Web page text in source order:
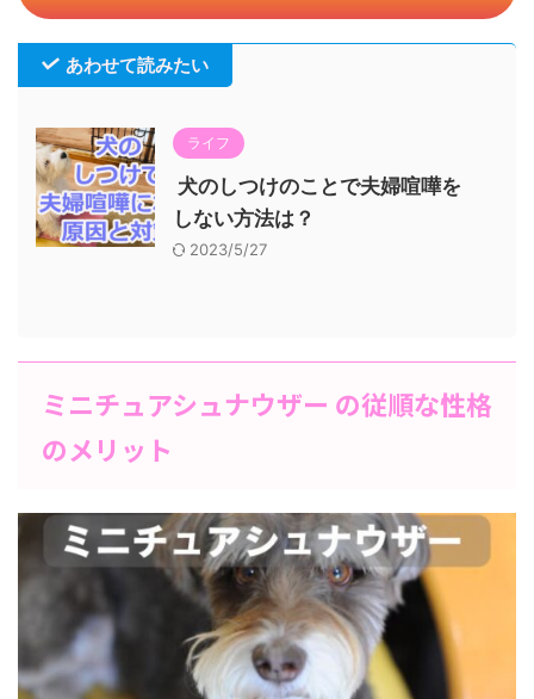
あわせて読みたい
ライフ
犬のしつけのことで夫婦喧嘩を
しない方法は？
2023/5/27
ミニチュアシュナウザー の従順な性格
のメリット